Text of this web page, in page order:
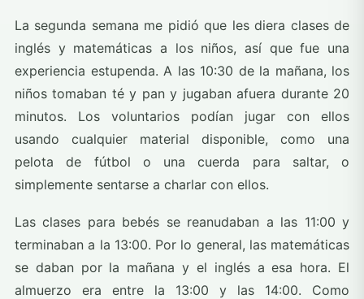
La segunda semana me pidió que les diera clases de
inglés y matemáticas a los niños, así que fue una
experiencia estupenda. A las 10:30 de la mañana, los
niños tomaban té y pan y jugaban afuera durante 20
minutos. Los voluntarios podían jugar con ellos
usando cualquier material disponible, como una
pelota de fútbol o una cuerda para saltar, o
simplemente sentarse a charlar con ellos.
Las clases para bebés se reanudaban a las 11:00 y
terminaban a la 13:00. Por lo general, las matemáticas
se daban por la mañana y el inglés a esa hora. El
almuerzo era entre la 13:00 y las 14:00. Como